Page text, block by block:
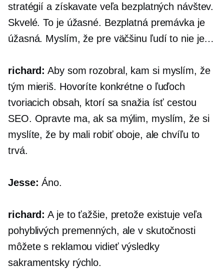
stratégií a získavate veľa bezplatných návštev.
Skvelé. To je úžasné. Bezplatná premávka je
úžasná. Myslím, že pre väčšinu ľudí to nie je…
richard: Aby som rozobral, kam si myslím, že
tým mieriš. Hovoríte konkrétne o ľuďoch
tvoriacich obsah, ktorí sa snažia ísť cestou
SEO. Opravte ma, ak sa mýlim, myslím, že si
myslíte, že by mali robiť oboje, ale chvíľu to
trvá.
Jesse: Áno.
richard: A je to ťažšie, pretože existuje veľa
pohyblivých premenných, ale v skutočnosti
môžete s reklamou vidieť výsledky
sakramentsky rýchlo.